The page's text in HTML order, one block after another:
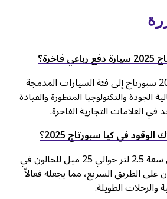
نعم، يرفع طراز عام 2025 سبورتاج إلى فئة السيارات المدمجة
الجودة والتكنولوجيا المتطورة والقيادة
في العلامات التجارية الفاخرة.
يحقق المحرك القياسي سعة 2.5 لتر حوالي 25 ميل للجالون في
للجالون على الطريق السريع، مما يجعله فعالاً
والرحلات الطويلة.